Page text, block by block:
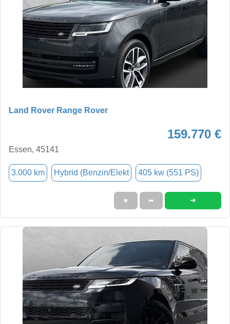
Land Rover Range Rover
159.770 €
Essen, 45141
3.000 km Hybrid (Benzin/Elekt 405 kw (551 PS)
★ ➦ ➜